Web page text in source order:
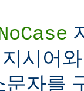
지시어
자를